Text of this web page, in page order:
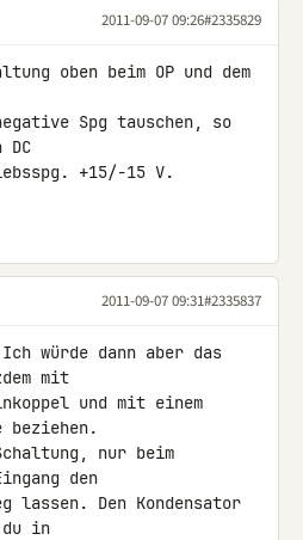
2011-09-07 09:26#2335829
oben beim OP und dem
Spg tauschen, so
+15/-15 V.
2011-09-07 09:31#2335837
Ich würde dann aber das
mit
und mit einem
beziehen.
nur beim
den
lassen. Den Kondensator
du in